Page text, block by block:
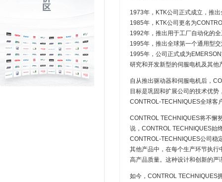
1973年，KTK公司正式成立，推
1985年，KTK公司更名为
1992年，推出用于工厂自动化的
1995年，推出全球第一个通用型
1995年，公司正式成为
研究和开发新型的伺服电机及其他
自从推出驱动器和伺服电机后，
目标是巩固和扩展公司的技术优
CONTROL-TECHNIQUES全球客
CONTROL TECHNIQUES将不懈
说，CONTROL TECHNIQUES始
CONTROL-TECHNIQUES公司稳
其他产品中，在每个生产环节执
高产品质量。这种设计和创新的
如今，CONTROL TECHNIQUES